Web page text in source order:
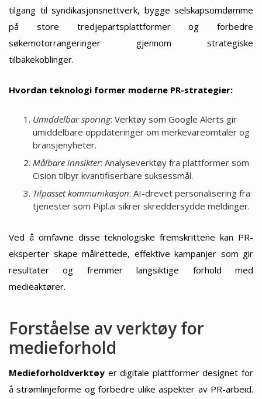
tilgang til syndikasjonsnettverk, bygge selskapsomdømme
på store tredjepartsplattformer og forbedre
søkemotorrangeringer gjennom strategiske
tilbakekoblinger.
Hvordan teknologi former moderne PR-strategier:
Umiddelbar sporing: Verktøy som Google Alerts gir
umiddelbare oppdateringer om merkevareomtaler og
bransjenyheter.
Målbare innsikter: Analyseverktøy fra plattformer som
Cision tilbyr kvantifiserbare suksessmål.
Tilpasset kommunikasjon: AI-drevet personalisering fra
tjenester som Pipl.ai sikrer skreddersydde meldinger.
Ved å omfavne disse teknologiske fremskrittene kan PR-
eksperter skape målrettede, effektive kampanjer som gir
resultater og fremmer langsiktige forhold med
medieaktører.
Forståelse av verktøy for
medieforhold
Medieforholdverktøy er digitale plattformer designet for
å strømlinjeforme og forbedre ulike aspekter av PR-arbeid.